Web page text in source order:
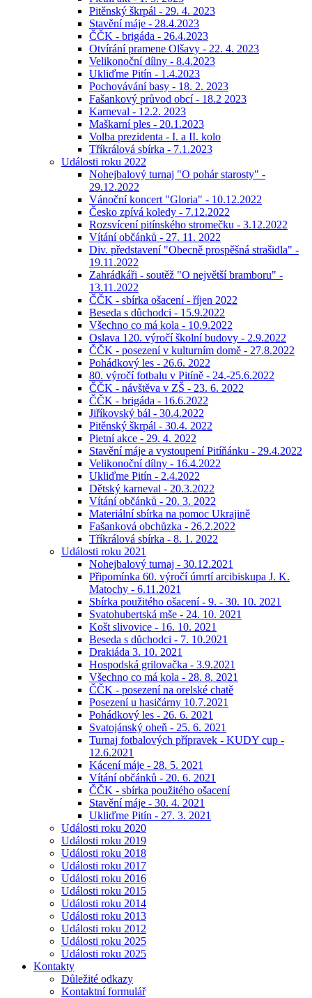
Pitěnský škrpál - 29. 4. 2023
Stavění máje - 28.4.2023
ČČK - brigáda - 26.4.2023
Otvírání pramene Olšavy - 22. 4. 2023
Velikonoční dílny - 8.4.2023
Ukliďme Pitín - 1.4.2023
Pochovávání basy - 18. 2. 2023
Fašankový průvod obcí - 18.2 2023
Karneval - 12.2. 2023
Maškarní ples - 20.1.2023
Volba prezidenta - I. a II. kolo
Tříkrálová sbírka - 7.1.2023
Události roku 2022
Nohejbalový turnaj "O pohár starosty" -
29.12.2022
Vánoční koncert "Gloria" - 10.12.2022
Česko zpívá koledy - 7.12.2022
Rozsvícení pitínského stromečku - 3.12.2022
Vítání občánků - 27. 11. 2022
Div. představení "Obecně prospěšná strašidla" -
19.11.2022
Zahrádkáři - soutěž "O největší bramboru" -
13.11.2022
ČČK - sbírka ošacení - říjen 2022
Beseda s důchodci - 15.9.2022
Všechno co má kola - 10.9.2022
Oslava 120. výročí školní budovy - 2.9.2022
ČČK - posezení v kulturním domě - 27.8.2022
Pohádkový les - 26.6. 2022
80. výročí fotbalu v Pitíně - 24.-25.6.2022
ČČK - návštěva v ZŠ - 23. 6. 2022
ČČK - brigáda - 16.6.2022
Jiříkovský bál - 30.4.2022
Pitěnský škrpál - 30.4. 2022
Pietní akce - 29. 4. 2022
Stavění máje a vystoupení Pitíňánku - 29.4.2022
Velikonoční dílny - 16.4.2022
Ukliďme Pitín - 2.4.2022
Dětský karneval - 20.3.2022
Vítání občánků - 20. 3. 2022
Materiální sbírka na pomoc Ukrajině
Fašanková obchůzka - 26.2.2022
Tříkrálová sbírka - 8. 1. 2022
Události roku 2021
Nohejbalový turnaj - 30.12.2021
Připomínka 60. výročí úmrtí arcibiskupa J. K.
Matochy - 6.11.2021
Sbírka použitého ošacení - 9. - 30. 10. 2021
Svatohubertská mše - 24. 10. 2021
Košt slivovice - 16. 10. 2021
Beseda s důchodci - 7. 10.2021
Drakiáda 3. 10. 2021
Hospodská grilovačka - 3.9.2021
Všechno co má kola - 28. 8. 2021
ČČK - posezení na orelské chatě
Posezení u hasičárny 10.7.2021
Pohádkový les - 26. 6. 2021
Svatojánský oheň - 25. 6. 2021
Turnaj fotbalových přípravek - KUDY cup -
12.6.2021
Kácení máje - 28. 5. 2021
Vítání občánků - 20. 6. 2021
ČČK - sbírka použitého ošacení
Stavění máje - 30. 4. 2021
Ukliďme Pitín - 27. 3. 2021
Události roku 2020
Události roku 2019
Události roku 2018
Události roku 2017
Události roku 2016
Události roku 2015
Události roku 2014
Události roku 2013
Události roku 2012
Události roku 2025
Události roku 2025
Kontakty
Důležité odkazy
Kontaktní formulář